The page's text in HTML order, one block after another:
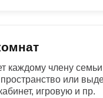
каждому члену
или
игровую и пр.